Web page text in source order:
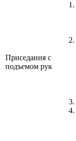
Приседания с
подъемом рук